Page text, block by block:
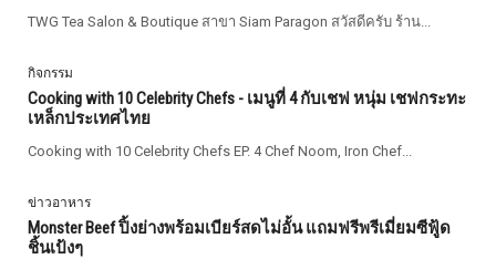
TWG Tea Salon & Boutique สาขา Siam Paragon สวัสดีครับ ร้าน...
กิจกรรม
Cooking with 10 Celebrity Chefs - เมนูที่ 4 กับเชฟ หนุ่ม เชฟกระทะ
เหล็กประเทศไทย
Cooking with 10 Celebrity Chefs EP. 4 Chef Noom, Iron Chef...
ข่าวอาหาร
Monster Beef ปิ้งย่างพร้อมเบียร์สดไม่อั้น แถมฟรีพรีเมี่ยมซีฟู้ด
ชิ้นเป้งๆ